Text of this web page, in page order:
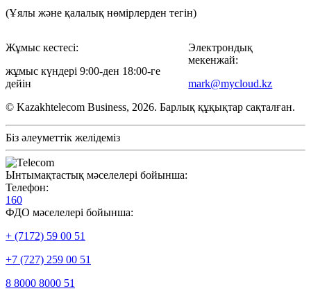
(Ұялы және қалалық нөмірлерден тегін)
Жұмыс кестесі:
жұмыс күндері 9:00-ден 18:00-ге
дейін
Электрондық
мекенжай:
mark@mycloud.kz
© Kazakhtelecom Business, 2026. Барлық құқықтар сақталған.
Біз әлеуметтік желідеміз
Ынтымақтастық мәселелері бойынша:
Телефон:
160
ФДО мәселелері бойынша:
+ (7172) 59 00 51
+7 (727) 259 00 51
8 8000 8000 51